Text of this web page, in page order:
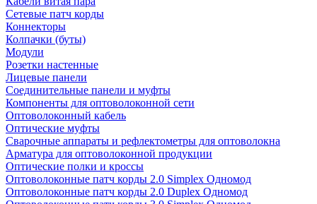
Сетевые патч корды
Коннекторы
Колпачки (буты)
Модули
Розетки настенные
Лицевые панели
Соединительные панели и муфты
Компоненты для оптоволоконной сети
Оптоволоконный кабель
Оптические муфты
Сварочные аппараты и рефлектометры для оптоволокна
Арматура для оптоволоконной продукции
Оптические полки и кроссы
Оптоволоконные патч корды 2.0 Simplex Одномод
Оптоволоконные патч корды 2.0 Duplex Одномод